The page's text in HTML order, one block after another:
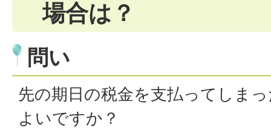
場合は？
問い
先の期日の税金を支払ってしま
よいですか？